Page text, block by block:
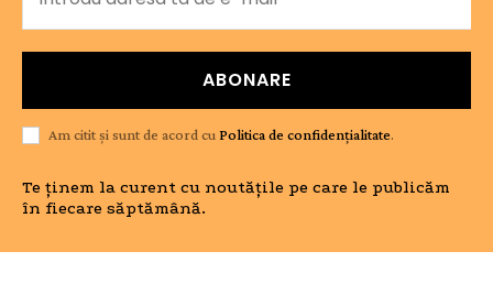
ABONARE
Am citit și sunt de acord cuPolitica de confidențialitate.
Te ținem la curent cu noutățile pe care le publicăm
în fiecare săptămână.